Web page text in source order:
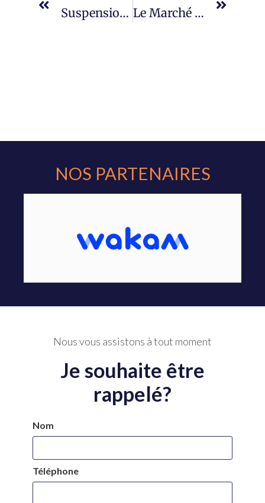
Suspension Assurance Le Marché De L’assurance Auto
NOS PARTENAIRES
Nous vous assistons à tout moment
Je souhaite être
rappelé?
Nom
Téléphone